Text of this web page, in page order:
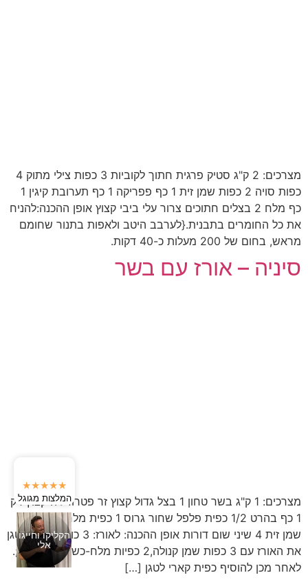
מצרכים: 2 ק"ג סטיק פרגית חתוך לקוביות 3 כפות צילי מתוק 4
כפות סויה 2 כפות שמן זית 1 כף פפריקה 1 כף תערובת קיגין 1
כף מלח 2 בצלים חתוכים צרור עלי ביבי קצוץ אופן ההכנה:להניח
את כל החומרים בתבנית.{לערבב היטב ולאפות בתנור שחומם
מראש, בחום של 200 מעלות כ-40 דקות.
סיניה – אורז עם בשר
מצרכים: 1 ק"ג בשר טחון 1 בצל גדול קצוץ זר פטרוזיליה קצוץ דק
1 כף בהרט 1/2 כפית פלפל שחור גרוס 1 כפית מלח 3 כפיות
שמן זית 4 שיני שום דורות אופן ההכנה: לאורז: 3 כוסות אורז לטגן
את האורז עם 3 כפות שמן קנולה,2 כפיות מלח-כשתי דק&#39;.
לאחר מכן להוסיף כפית קארי לטגן […]
★★★★★
המלצות מגוגל
הקליקו וחייגו
אלי